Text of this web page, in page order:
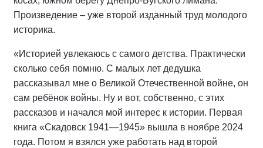
Произведение – уже второй изданный труд молодого
историка.
«Историей увлекаюсь с самого детства. Практически
сколько себя помню. С малых лет дедушка
рассказывал мне о Великой Отечественной войне, он
сам ребёнок войны. Ну и вот, собственно, с этих
рассказов и начался мой интерес к истории. Первая
книга «Скадовск 1941—1945» вышла в ноябре 2024
года. Потом я взялся уже работать над второй